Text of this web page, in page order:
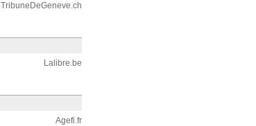
TribuneDeGeneve.ch
Lalibre.be
Agefi.fr